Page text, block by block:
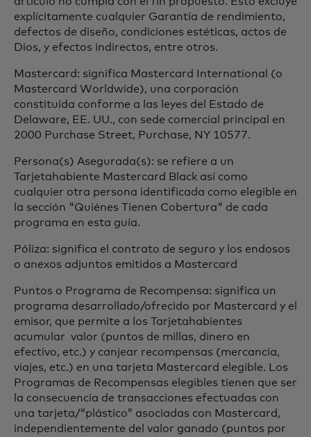
explícitamente cualquier Garantía de rendimiento,
defectos de diseño, condiciones estéticas, actos de
Dios, y efectos indirectos, entre otros.
Mastercard: significa Mastercard International (o
Mastercard Worldwide), una corporación
constituida conforme a las leyes del Estado de
Delaware, EE. UU., con sede comercial principal en
2000 Purchase Street, Purchase, NY 10577.
Persona(s) Asegurada(s): se refiere a un
Tarjetahabiente Mastercard Black así como
cualquier otra persona identificada como elegible en
la sección "Quiénes Tienen Cobertura" de cada
programa en esta guía.
Póliza: significa el contrato de seguro y los endosos
o anexos adjuntos emitidos a Mastercard
Puntos o Programa de Recompensa: significa un
programa desarrollado/ofrecido por Mastercard y el
emisor, que permite a los Tarjetahabientes
acumular valor (puntos de millas, dinero en
efectivo, etc.) y canjear recompensas (mercancía,
viajes, etc.) en una tarjeta Mastercard elegible. Los
Programas de Recompensas elegibles tienen que ser
la consecuencia de transacciones efectuadas con
una tarjeta/“plástico” asociadas con Mastercard,
independientemente del valor ganado (puntos por